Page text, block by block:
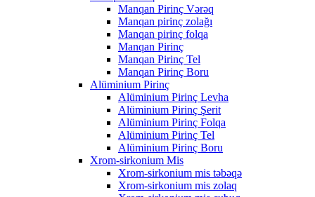
Manqan Pirinç Vərəq
Manqan pirinç zolağı
Manqan pirinç folqa
Manqan Pirinç
Manqan Pirinç Tel
Manqan Pirinç Boru
Alüminium Pirinç
Alüminium Pirinç Levha
Alüminium Pirinç Şerit
Alüminium Pirinç Folqa
Alüminium Pirinç Tel
Alüminium Pirinç Boru
Xrom-sirkonium Mis
Xrom-sirkonium mis təbəqə
Xrom-sirkonium mis zolaq